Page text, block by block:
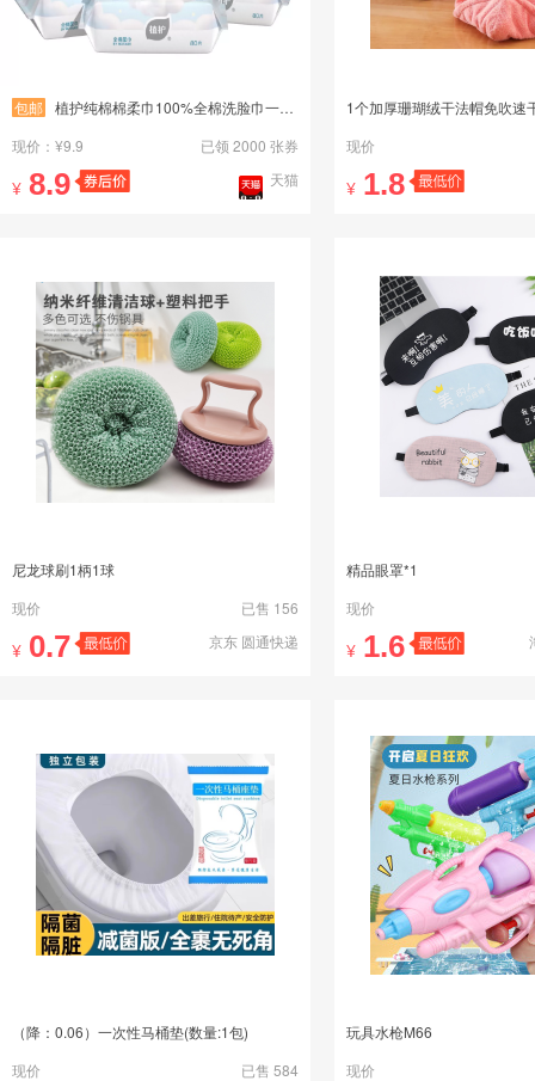
包邮 植护纯棉棉柔巾100%全棉洗脸巾一次性新生婴儿用擦脸巾宝宝洁面巾
现价：¥9.9
已领 2000 张券
¥ 8.9 天猫
现价
¥ 1.8
尼龙球刷1柄1球
现价
已售 156
¥ 0.7 京东 圆通快递
精品眼罩*1
现价
¥ 1.6
（降：0.06）一次性马桶垫(数量:1包)
现价
已售 584
玩具水枪M66
现价